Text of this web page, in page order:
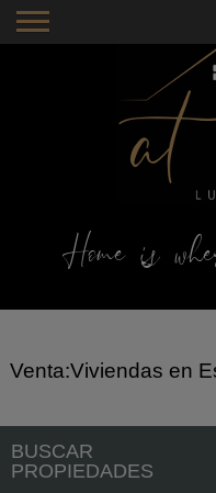
Home is
Venta:Viviendas en
BUSCAR
PROPIEDADES